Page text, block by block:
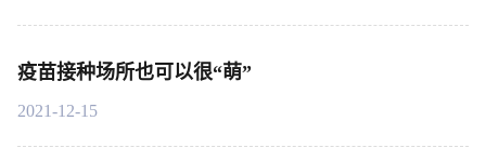
疫苗接种场所也可以很“萌”
2021-12-15